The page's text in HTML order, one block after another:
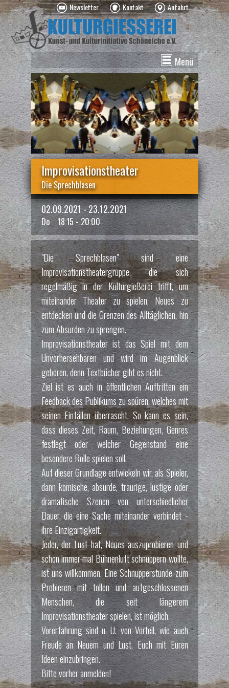
Newsletter Kontakt Anfahrt
Menü
News
Veranstaltungen
Kurse
Vermietung
Über uns
Spenden
Improvisationstheater
Die Sprechblasen
02.09.2021 - 23.12.2021
Do 18:15 - 20:00
"Die Sprechblasen" sind eine
Improvisationstheatergruppe, die sich
regelmäßig in der Kulturgießerei trifft, um
miteinander Theater zu spielen, Neues zu
entdecken und die Grenzen des Alltäglichen, hin
zum Absurden zu sprengen.
Improvisationstheater ist das Spiel mit dem
Unvorhersehbaren und wird im Augenblick
geboren, denn Textbücher gibt es nicht.
Ziel ist es auch in öffentlichen Auftritten ein
Feedback des Publikums zu spüren, welches mit
seinen Einfällen überrascht. So kann es sein,
dass dieses Zeit, Raum, Beziehungen, Genres
festlegt oder welcher Gegenstand eine
besondere Rolle spielen soll.
Auf dieser Grundlage entwickeln wir, als Spieler,
dann komische, absurde, traurige, lustige oder
dramatische Szenen von unterschiedlicher
Dauer, die eine Sache miteinander verbindet -
ihre Einzigartigkeit.
Jeder, der Lust hat, Neues auszuprobieren und
schon immer mal Bühnenluft schnuppern wollte,
ist uns willkommen. Eine Schnupperstunde zum
Probieren mit tollen und aufgeschlossenen
Menschen, die seit längerem
Improvisationstheater spielen, ist möglich.
Vorerfahrung sind u. U. von Vorteil, wie auch
Freude an Neuem und Lust, Euch mit Euren
Ideen einzubringen.
Bitte vorher anmelden!